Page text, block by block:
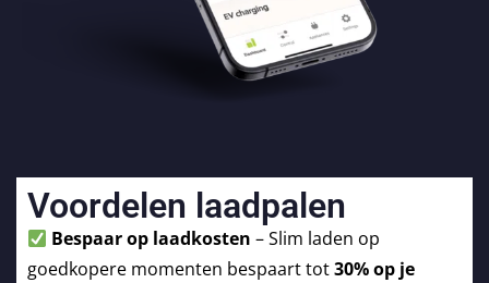
Voordelen laadpalen
Bespaar op laadkosten – Slim laden op
goedkopere momenten bespaart tot30% op je